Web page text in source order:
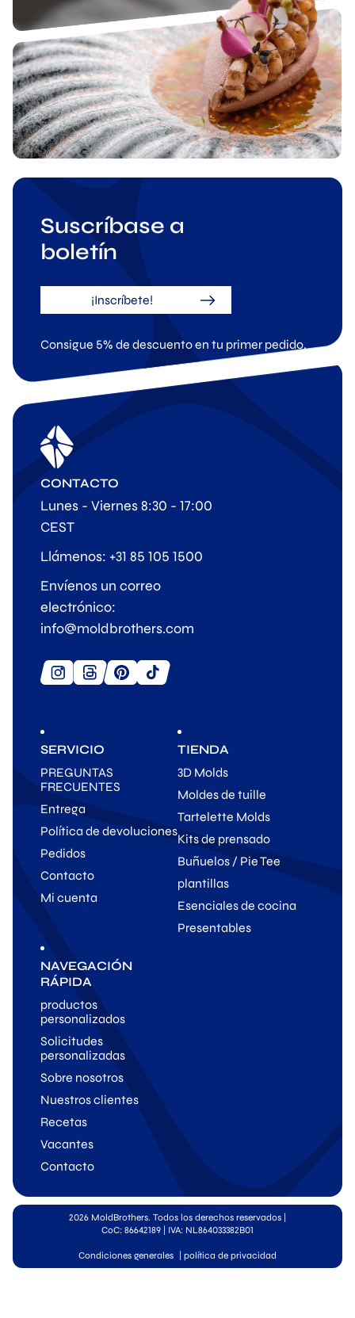
Suscríbase a
boletín
¡Inscríbete!
Consigue 5% de descuento en tu primer pedido.
SERVICIO
PREGUNTAS
FRECUENTES
Entrega
Política de devoluciones
Pedidos
Contacto
Mi cuenta
TIENDA
3D Molds
Moldes de tuille
Tartelette Molds
Kits de prensado
Buñuelos / Pie Tee
plantillas
Esenciales de cocina
Presentables
NAVEGACIÓN
RÁPIDA
productos
personalizados
Solicitudes
personalizadas
Sobre nosotros
Nuestros clientes
Recetas
Vacantes
Contacto
CONTACTO
Lunes - Viernes 8:30 - 17:00
CEST
Llámenos: +31 85 105 1500
Envíenos un correo
electrónico:
info@moldbrothers.com
2026 MoldBrothers. Todos los derechos reservados |
CoC: 86642189 | IVA: NL864033382B01
Condiciones generales | política de privacidad